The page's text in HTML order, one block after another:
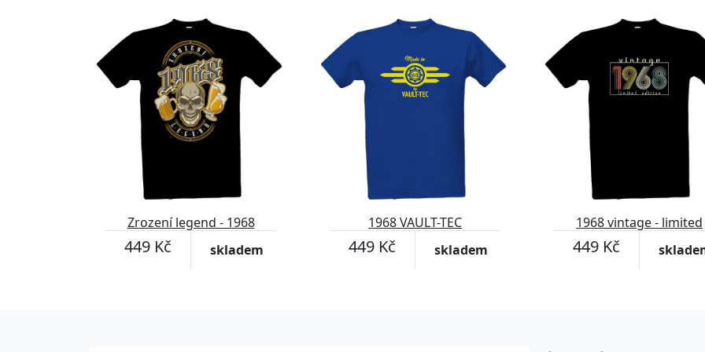
Zrození legend - 1968
449 Kč skladem
1968 VAULT-TEC
449 Kč skladem
1968 vintage - limited
edition 2
449 Kč